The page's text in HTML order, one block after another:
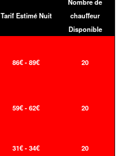
Tarif Estimé Nuit
Nombre de
chauffeur
Disponible
86€ - 89€ 20
59€ - 62€ 20
31€ - 34€ 20